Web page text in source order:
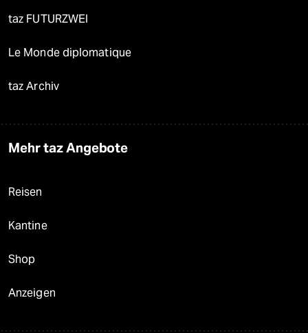
taz FUTURZWEI
Le Monde diplomatique
taz Archiv
Mehr taz Angebote
Reisen
Kantine
Shop
Anzeigen